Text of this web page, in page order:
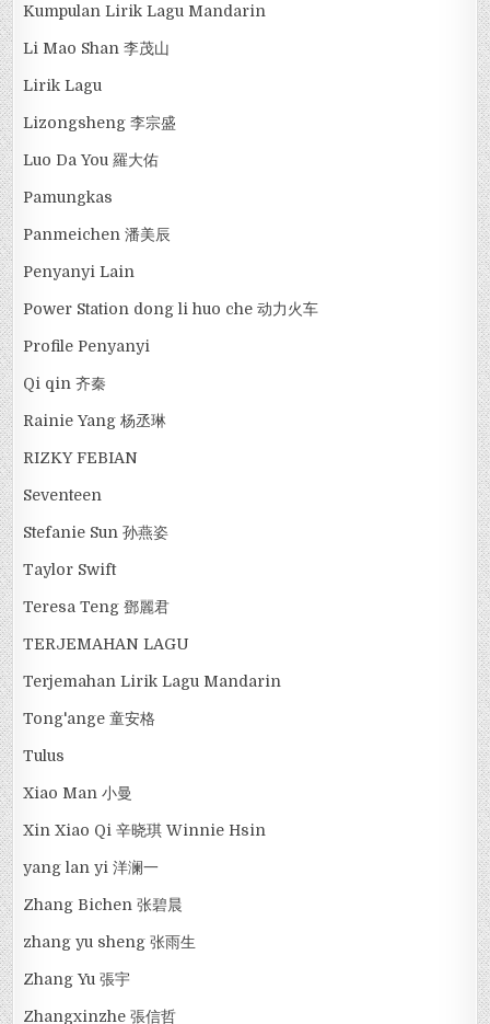
Kumpulan Lirik Lagu Mandarin
Li Mao Shan 李茂山
Lirik Lagu
Lizongsheng 李宗盛
Luo Da You 羅大佑
Pamungkas
Panmeichen 潘美辰
Penyanyi Lain
Power Station dong li huo che 动力火车
Profile Penyanyi
Qi qin 齐秦
Rainie Yang 杨丞琳
RIZKY FEBIAN
Seventeen
Stefanie Sun 孙燕姿
Taylor Swift
Teresa Teng 鄧麗君
TERJEMAHAN LAGU
Terjemahan Lirik Lagu Mandarin
Tong'ange 童安格
Tulus
Xiao Man 小曼
Xin Xiao Qi 辛晓琪 Winnie Hsin
yang lan yi 洋澜一
Zhang Bichen 张碧晨
zhang yu sheng 张雨生
Zhang Yu 張宇
Zhangxinzhe 張信哲